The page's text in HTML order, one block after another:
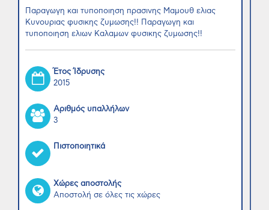
Παραγωγη και τυποποιηση πρασινης Μαμουθ ελιας
Κυνουριας φυσικης ζυμωσης!! Παραγωγη και
τυποποιηση ελιων Καλαμων φυσικης ζυμωσης!!
Έτος Ίδρυσης
2015
Αριθμός υπαλλήλων
3
Πιστοποιητικά
Χώρες αποστολής
Αποστολή σε όλες τις χώρες